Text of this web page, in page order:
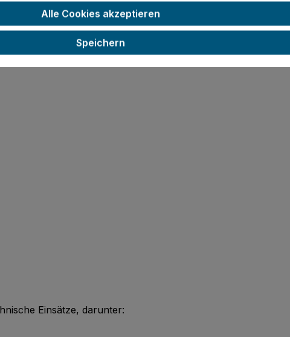
Resultate
Einsätze, darunter:
Alle Cookies akzeptieren
Speichern